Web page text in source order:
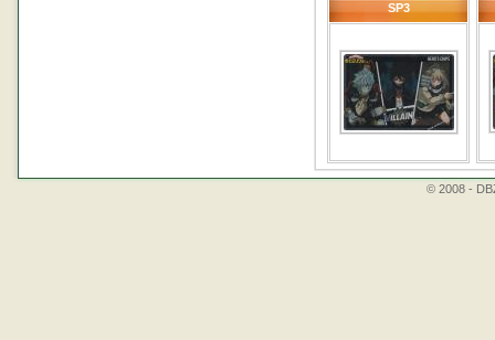
SP3
© 2008 -